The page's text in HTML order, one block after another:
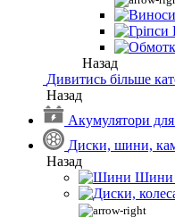
Назад
Дивитись більше
Назад
Акумулятори
Диски, шини,
Назад
Шини